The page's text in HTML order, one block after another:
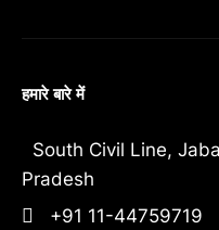
हमारे बारे में
South Civil Line,
Pradesh
+91 11-44759719